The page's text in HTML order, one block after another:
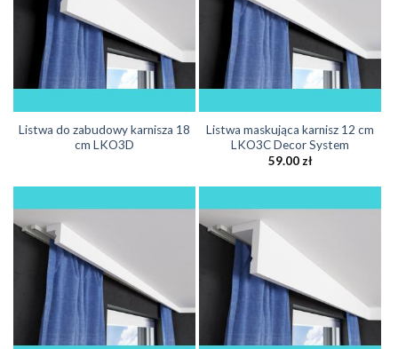
Listwa do zabudowy karnisza 18
cm LKO3D
Listwa maskująca karnisz 12 cm
LKO3C Decor System
59.00zł